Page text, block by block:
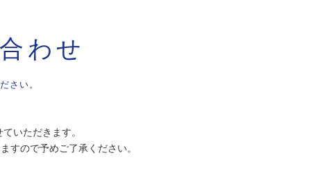
わせ
さい。
いただきます。
すので予めご了承ください。